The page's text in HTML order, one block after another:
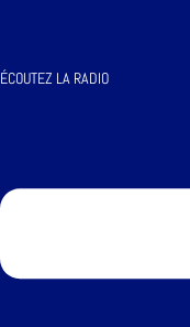
ÉCOUTEZ LA RADIO